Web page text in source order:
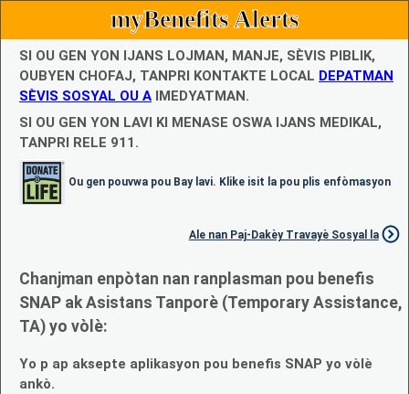
myBenefits Alerts
SI OU GEN YON IJANS LOJMAN, MANJE, SÈVIS PIBLIK,
OUBYEN CHOFAJ, TANPRI KONTAKTE LOCAL DEPATMAN
SÈVIS SOSYAL OU A IMEDYATMAN.
SI OU GEN YON LAVI KI MENASE OSWA IJANS MEDIKAL,
TANPRI RELE 911.
Ou gen pouvwa pou Bay lavi. Klike isit la pou plis enfòmasyon
Ale nan Paj-Dakèy Travayè Sosyal la
Chanjman enpòtan nan ranplasman pou benefis
SNAP ak Asistans Tanporè (Temporary Assistance,
TA) yo vòlè:
Yo p ap aksepte aplikasyon pou benefis SNAP yo vòlè
ankò.